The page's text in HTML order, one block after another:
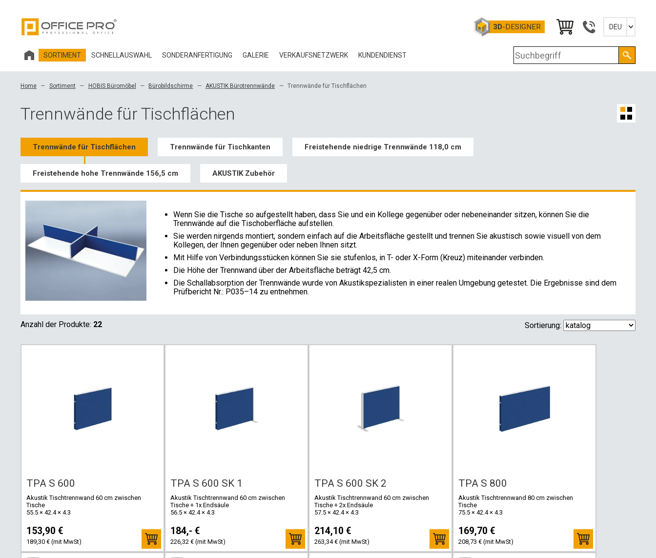
3D-DESIGNER DEU
English
SORTIMENT SCHNELLAUSWAHL SONDERANFERTIGUNG GALERIE VERKAUFSNETZWERK KUNDENDIENST
BLOG
HERUNTERLADEN
GROSSHANDELSKONTAKTE
Home Sortiment HOBIS Büromöbel Bürobildschirme AKUSTIK Bürotrennwände Trennwände für Tischflächen
Trennwände für Tischflächen
Trennwände für Tischflächen Trennwände für Tischkanten Freistehende niedrige Trennwände 118,0 cm
Freistehende hohe Trennwände 156,5 cm AKUSTIK Zubehör
Wenn Sie die Tische so aufgestellt haben, dass Sie und ein Kollege gegenüber oder nebeneinander sitzen, können Sie die
Trennwände auf die Tischoberfläche aufstellen.
Sie werden nirgends montiert, sondern einfach auf die Arbeitsfläche gestellt und trennen Sie akustisch sowie visuell von dem
Kollegen, der Ihnen gegenüber oder neben Ihnen sitzt.
Mit Hilfe von Verbindungsstücken können Sie sie stufenlos, in T- oder X-Form (Kreuz) miteinander verbinden.
Die Höhe der Trennwand über der Arbeitsfläche beträgt 42,5 cm.
Die Schallabsorption der Trennwände wurde von Akustikspezialisten in einer realen Umgebung getestet. Die Ergebnisse sind dem
Prüfbericht Nr.: P035–14 zu entnehmen.
Anzahl der Produkte: 22 Sortierung:
TPA S 600
Akustik Tischtrennwand 60 cm zwischen
Tische
55.5 × 42.4 × 4.3
153,90 €
189,30 € (mit MwSt)
TPA S 600 SK 1
Akustik Tischtrennwand 60 cm zwischen
Tische + 1x Endsäule
56.5 × 42.4 × 4.3
184,- €
226,32 € (mit MwSt)
TPA S 600 SK 2
Akustik Tischtrennwand 60 cm zwischen
Tische + 2x Endsäule
57.5 × 42.4 × 4.3
214,10 €
263,34 € (mit MwSt)
TPA S 800
Akustik Tischtrennwand 80 cm zwischen
Tische
75.5 × 42.4 × 4.3
169,70 €
208,73 € (mit MwSt)